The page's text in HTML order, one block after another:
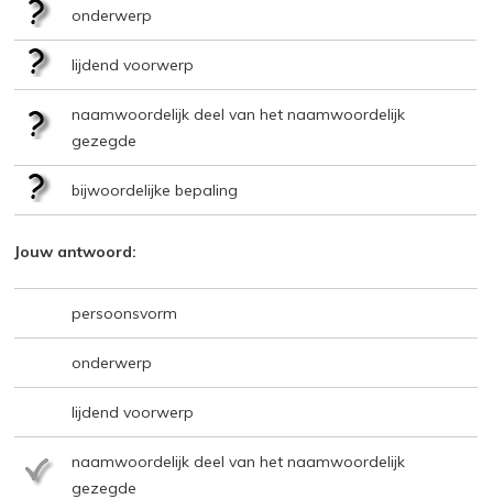
onderwerp
lijdend voorwerp
naamwoordelijk deel van het naamwoordelijk
gezegde
bijwoordelijke bepaling
Jouw antwoord:
persoonsvorm
onderwerp
lijdend voorwerp
naamwoordelijk deel van het naamwoordelijk
gezegde